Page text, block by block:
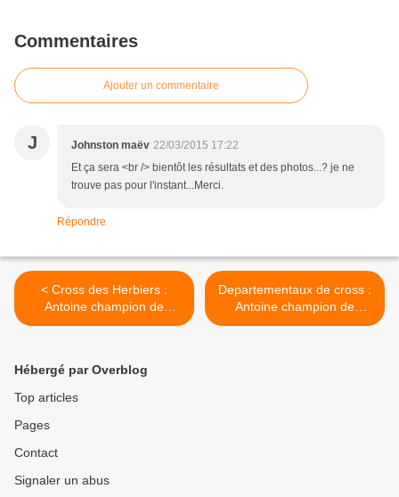
Commentaires
Ajouter un commentaire
J Johnston maëv 22/03/2015 17:22
Et ça sera <br /> bientôt les résultats et des photos...? je ne
trouve pas pour l'instant...Merci.
Répondre
< Cross des Herbiers :
Antoine champion de
vendée espoir
Departementaux de cross :
Antoine champion de
vendée >
Hébergé par Overblog
Top articles
Pages
Contact
Signaler un abus